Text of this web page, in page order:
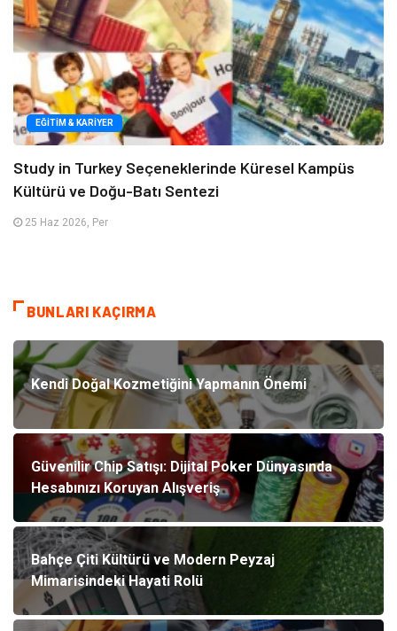
EĞITIM & KARIYER
Study in Turkey Seçeneklerinde Küresel Kampüs
Kültürü ve Doğu-Batı Sentezi
25 Haz 2026, Per
BUNLARI KAÇIRMA
Kendi Doğal Kozmetiğini Yapmanın Önemi
Güvenilir Chip Satışı: Dijital Poker Dünyasında
Hesabınızı Koruyan Alışveriş
Bahçe Çiti Kültürü ve Modern Peyzaj
Mimarisindeki Hayati Rolü